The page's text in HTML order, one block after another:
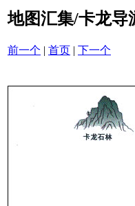
地图汇集/卡龙导
前一个 | 首页 | 下一个